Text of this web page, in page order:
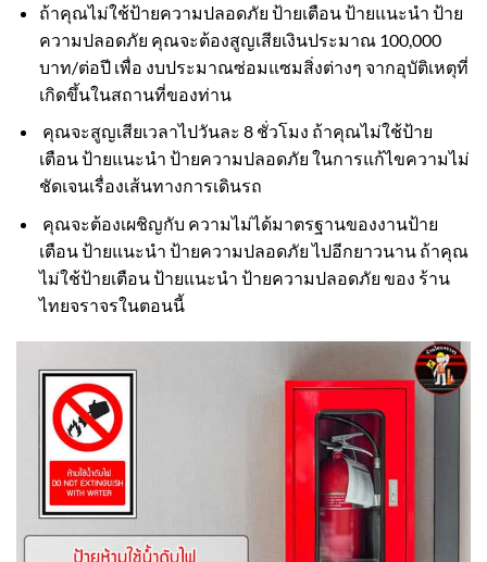
ถ้าคุณไม่ใช้ป้ายความปลอดภัย ป้ายเตือน ป้ายแนะนำ ป้าย
ความปลอดภัย คุณจะต้องสูญเสียเงินประมาณ 100,000
บาท/ต่อปี เพื่อ งบประมาณซ่อมแซมสิ่งต่างๆ จากอุบัติเหตุที่
เกิดขึ้นในสถานที่ของท่าน
คุณจะสูญเสียเวลาไปวันละ 8 ชั่วโมง ถ้าคุณไม่ใช้ป้าย
เตือน ป้ายแนะนำ ป้ายความปลอดภัย ในการแก้ไขความไม่
ชัดเจนเรื่องเส้นทางการเดินรถ
คุณจะต้องเผชิญกับ ความไม่ได้มาตรฐานของงานป้าย
เตือน ป้ายแนะนำ ป้ายความปลอดภัย ไปอีกยาวนาน ถ้าคุณ
ไม่ใช้ป้ายเตือน ป้ายแนะนำ ป้ายความปลอดภัย ของ ร้าน
ไทยจราจรในตอนนี้